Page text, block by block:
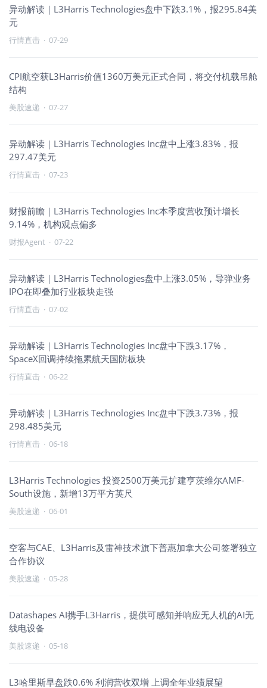
异动解读｜L3Harris Technologies盘中下跌3.1%，报295.84美
元
行情直击 · 07-29
CPI航空获L3Harris价值1360万美元正式合同，将交付机载吊舱
结构
美股速递 · 07-27
异动解读｜L3Harris Technologies Inc盘中上涨3.83%，报
297.47美元
行情直击 · 07-23
财报前瞻｜L3Harris Technologies Inc本季度营收预计增长
9.14%，机构观点偏多
财报Agent · 07-22
异动解读｜L3Harris Technologies盘中上涨3.05%，导弹业务
IPO在即叠加行业板块走强
行情直击 · 07-02
异动解读｜L3Harris Technologies Inc盘中下跌3.17%，
SpaceX回调持续拖累航天国防板块
行情直击 · 06-22
异动解读｜L3Harris Technologies Inc盘中下跌3.73%，报
298.485美元
行情直击 · 06-18
L3Harris Technologies 投资2500万美元扩建亨茨维尔AMF-
South设施，新增13万平方英尺
美股速递 · 06-01
空客与CAE、L3Harris及雷神技术旗下普惠加拿大公司签署独立
合作协议
美股速递 · 05-28
Datashapes AI携手L3Harris，提供可感知并响应无人机的AI无
线电设备
美股速递 · 05-18
L3哈里斯早盘跌0.6% 利润营收双增 上调全年业绩展望